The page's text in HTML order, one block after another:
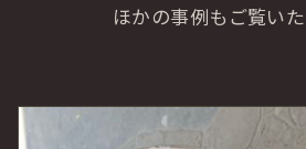
ほかの事例もご覧い